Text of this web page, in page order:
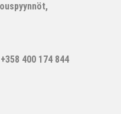
400 174 844